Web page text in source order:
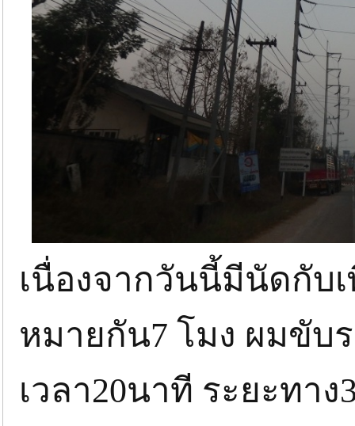
เนื่องจากวันนี้มีนัดกับ
หมายกัน7 โมง ผมขับ
เวลา20นาที ระยะทาง